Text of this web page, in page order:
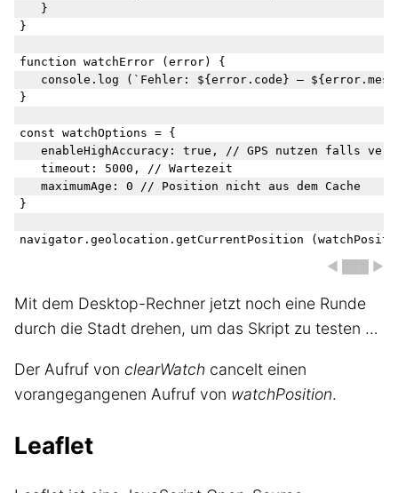
   }
}
function watchError (error) {
console.log (`Fehler: ${error.code} –
}
const watchOptions = {
enableHighAccuracy: true, // GPS nutzen falls
   timeout: 5000, // Wartezeit
   maximumAge: 0 // Position nicht aus dem Cache
}
◀ ███ ▶
Mit dem Desktop-Rechner jetzt noch eine Runde
durch die Stadt drehen, um das Skript zu testen …
Der Aufruf von clearWatch cancelt einen
vorangegangenen Aufruf von watchPosition.
Leaflet